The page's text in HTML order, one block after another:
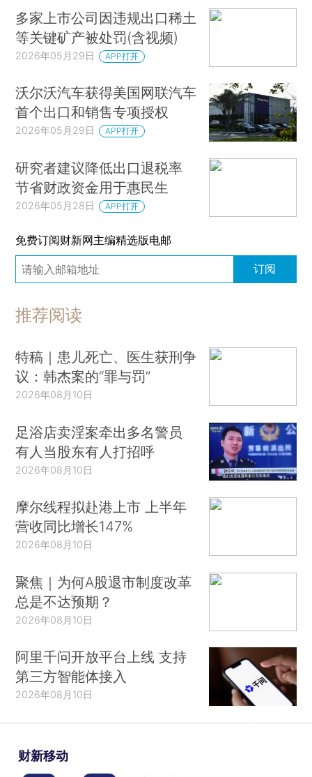
多家上市公司因违规出口稀土
等关键矿产被处罚(含视频)
2026年05月29日 APP打开
沃尔沃汽车获得美国网联汽车
首个出口和销售专项授权
2026年05月29日 APP打开
研究者建议降低出口退税率
节省财政资金用于惠民生
2026年05月28日 APP打开
免费订阅财新网主编精选版电邮
订阅
推荐阅读
特稿｜患儿死亡、医生获刑争
议：韩杰案的“罪与罚”
2026年08月10日
足浴店卖淫案牵出多名警员
有人当股东有人打招呼
2026年08月10日
摩尔线程拟赴港上市 上半年
营收同比增长147%
2026年08月10日
聚焦｜为何A股退市制度改革
总是不达预期？
2026年08月10日
阿里千问开放平台上线 支持
第三方智能体接入
2026年08月10日
财新移动